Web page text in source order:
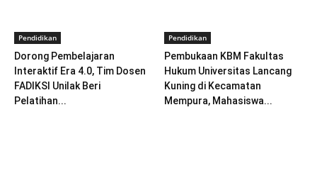
Pendidikan
Dorong Pembelajaran
Interaktif Era 4.0, Tim Dosen
FADIKSI Unilak Beri
Pelatihan...
Pendidikan
Pembukaan KBM Fakultas
Hukum Universitas Lancang
Kuning di Kecamatan
Mempura, Mahasiswa...